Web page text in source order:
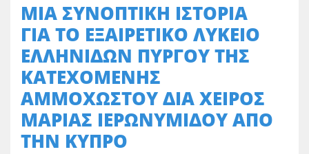
ΜΙΑ ΣΥΝΟΠΤΙΚΗ ΙΣΤΟΡΙΑ
ΓΙΑ ΤΟ ΕΞΑΙΡΕΤΙΚΟ ΛΥΚΕΙΟ
ΕΛΛΗΝΙΔΩΝ ΠΥΡΓΟΥ ΤΗΣ
ΚΑΤΕΧΟΜΕΝΗΣ
ΑΜΜΟΧΩΣΤΟΥ ΔΙΑ ΧΕΙΡΟΣ
ΜΑΡΙΑΣ ΙΕΡΩΝΥΜΙΔΟΥ ΑΠΟ
ΤΗΝ ΚΥΠΡΟ